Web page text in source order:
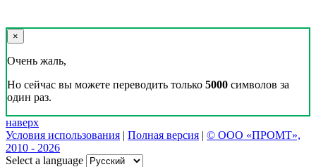
×
Очень жаль,
Но сейчас вы можете переводить только 5000 символов за
один раз.
наверх
Условия использования | Полная версия | © ООО «ПРОМТ»,
2010 - 2026
Select a language